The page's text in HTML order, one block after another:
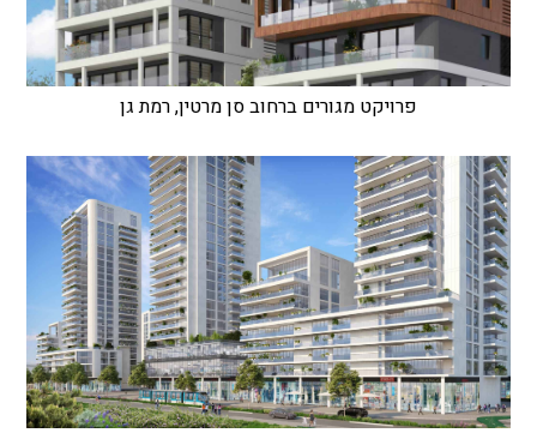
פרויקט מגורים ברחוב סן מרטין, רמת גן